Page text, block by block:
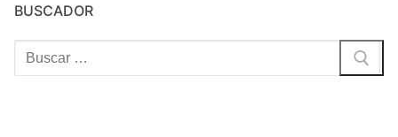
BUSCADOR
Buscar: